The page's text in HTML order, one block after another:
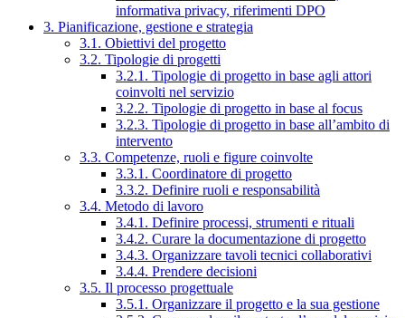
informativa privacy, riferimenti DPO
3. Pianificazione, gestione e strategia
3.1. Obiettivi del progetto
3.2. Tipologie di progetti
3.2.1. Tipologie di progetto in base agli attori
coinvolti nel servizio
3.2.2. Tipologie di progetto in base al focus
3.2.3. Tipologie di progetto in base all’ambito di
intervento
3.3. Competenze, ruoli e figure coinvolte
3.3.1. Coordinatore di progetto
3.3.2. Definire ruoli e responsabilità
3.4. Metodo di lavoro
3.4.1. Definire processi, strumenti e rituali
3.4.2. Curare la documentazione di progetto
3.4.3. Organizzare tavoli tecnici collaborativi
3.4.4. Prendere decisioni
3.5. Il processo progettuale
3.5.1. Organizzare il progetto e la sua gestione